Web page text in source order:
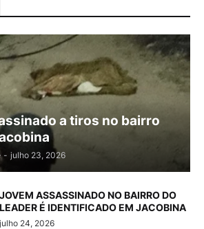
a tiros no bairro
- julho 23, 2026
JOVEM ASSASSINADO NO BAIRRO DO
LEADER É IDENTIFICADO EM JACOBINA
julho 24, 2026